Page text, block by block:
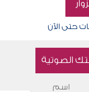
حتى الآن
الصوتية
اسم